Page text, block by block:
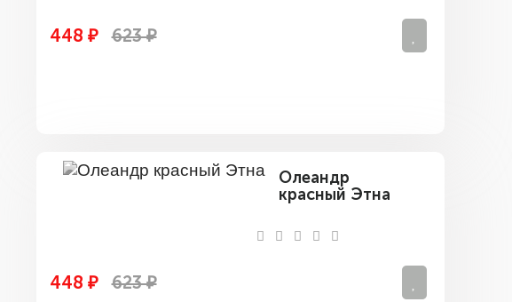
448 ₽ 623 ₽
Олеандр
красный Этна
448 ₽ 623 ₽